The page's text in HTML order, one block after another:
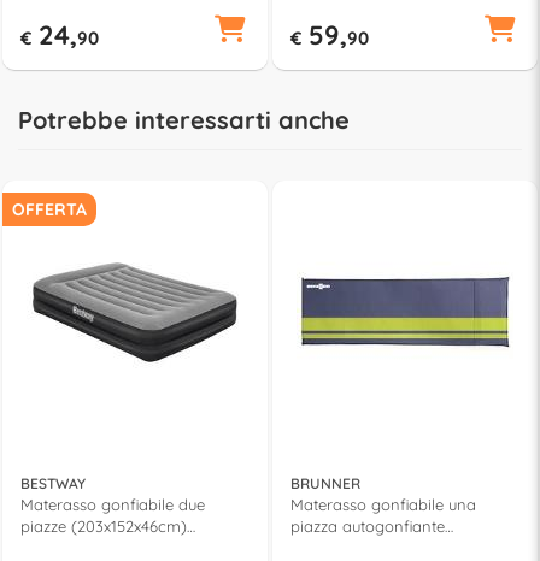
€ 24,90 € 59,90
Potrebbe interessarti anche
OFFERTA
BESTWAY
Materasso gonfiabile due
piazze (203x152x46cm)
BRUNNER
Materasso gonfiabile una
piazza autogonfiante